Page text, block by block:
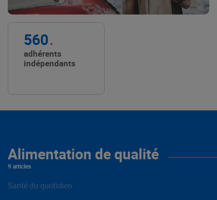
560
adhérents
indépendants
Alimentation de qualité
9 articles
Santé du quotidien